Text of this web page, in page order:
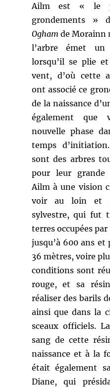
Ailm est « le
grondements »
Ogham de Morainn
l’arbre émet
lorsqu’il se plie
vent, d’où cette
ont associé ce
de la naissance
également que
nouvelle phase
temps
sont des arbres
pour leur
Ailm à une vision
voir au loin et
sylvestre, qui fut
terres occupées
jusqu’à 600 ans et
36 mètres, voire
conditions sont
rouge, et sa
réaliser des barils
ainsi que dans la
sceaux officiels.
sang de cette
naissance et à la
était également
Diane, qui